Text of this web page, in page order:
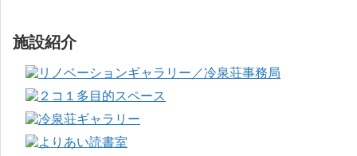
施設紹介